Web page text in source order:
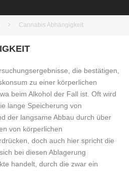
Cannabis Abhängigkeit
die bestätigen,
zu einer körperlichen
beim Alkohol der Fall ist. Oft wird
lange Speicherung von
der langsame Abbau durch über
von körperlichen
doch auch hier spricht die
bei diesen Ablagerung
handelt, durch die zwar ein